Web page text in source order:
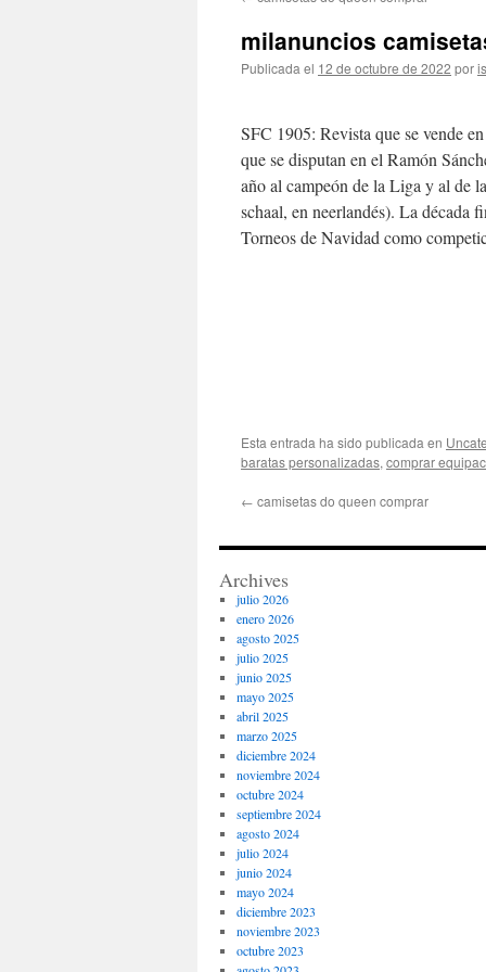
contenido
milanuncios
Publicada el 12 de octubre de 2022 por
SFC 1905: Revista que se vende
que se disputan en el Ramón
año al campeón de la Liga y al de
schaal, en neerlandés). La
Torneos de Navidad como
Esta entrada ha sido publicada en
baratas personalizadas, comprar
← camisetas do queen comprar
Archives
julio 2026
enero 2026
agosto 2025
julio 2025
junio 2025
mayo 2025
abril 2025
marzo 2025
diciembre 2024
noviembre 2024
octubre 2024
septiembre 2024
agosto 2024
julio 2024
junio 2024
mayo 2024
diciembre 2023
noviembre 2023
octubre 2023